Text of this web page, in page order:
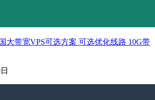
大带宽VPS可选方案 可选优化线路 10G带